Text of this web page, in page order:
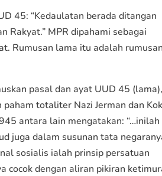
45: “Kedaulatan berada ditangan
Rakyat.” MPR dipahami sebagai
Rumusan lama itu adalah rumusan
pasal dan ayat UUD 45 (lama),
totaliter Nazi Jerman dan
antara lain mengatakan: “…inilah
juga dalam susunan tata
sosialis ialah prinsip persatuan
dengan aliran pikiran